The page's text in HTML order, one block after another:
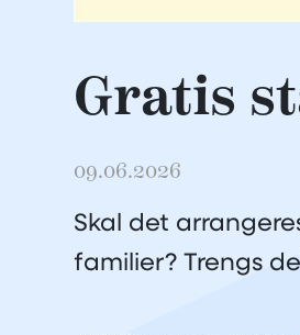
Gratis
09.06.2026
Skal det
familier? Trengs